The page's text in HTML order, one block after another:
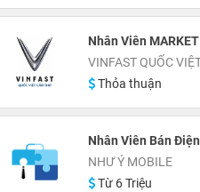
Nhân Viên
VINFAST QUỐC
Thỏa thuận
Nhân Viên Bán
NHƯ Ý MOBILE
Từ 6 Triệu